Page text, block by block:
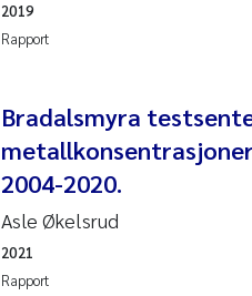
Medyan
Rapport
2019
Bradalsmyra
2004-2020.
Asle Økelsrud
Rapport
2021